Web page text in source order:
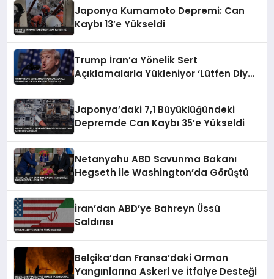
Japonya Kumamoto Depremi: Can
Kaybı 13’e Yükseldi
Trump İran’a Yönelik Sert
Açıklamalarla Yükleniyor ‘Lütfen Diye
Japonya’daki 7,1 Büyüklüğündeki
Depremde Can Kaybı 35’e Yükseldi
Netanyahu ABD Savunma Bakanı
Hegseth ile Washington’da Görüştü
İran’dan ABD’ye Bahreyn Üssü
Saldırısı
Belçika’dan Fransa’daki Orman
Yangınlarına Askeri ve İtfaiye Desteği